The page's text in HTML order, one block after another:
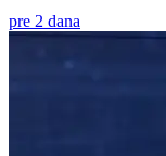
pre 2 dana